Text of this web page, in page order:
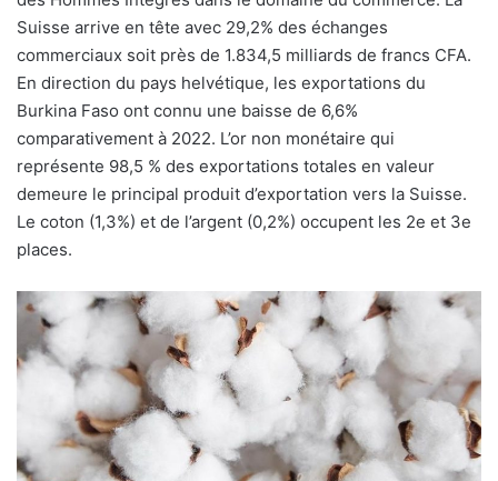
Suisse arrive en tête avec 29,2% des échanges
commerciaux soit près de 1.834,5 milliards de francs CFA.
En direction du pays helvétique, les exportations du
Burkina Faso ont connu une baisse de 6,6%
comparativement à 2022. L’or non monétaire qui
représente 98,5 % des exportations totales en valeur
demeure le principal produit d’exportation vers la Suisse.
Le coton (1,3%) et de l’argent (0,2%) occupent les 2e et 3e
places.